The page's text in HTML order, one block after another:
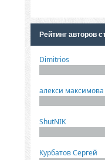
Рейтинг авторов
Dimitrios
алекси максимова
ShutNIK
Курбатов Сергей